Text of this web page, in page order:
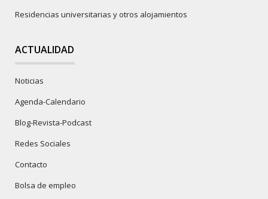
Residencias universitarias y otros alojamientos
ACTUALIDAD
Noticias
Agenda-Calendario
Blog-Revista-Podcast
Redes Sociales
Contacto
Bolsa de empleo